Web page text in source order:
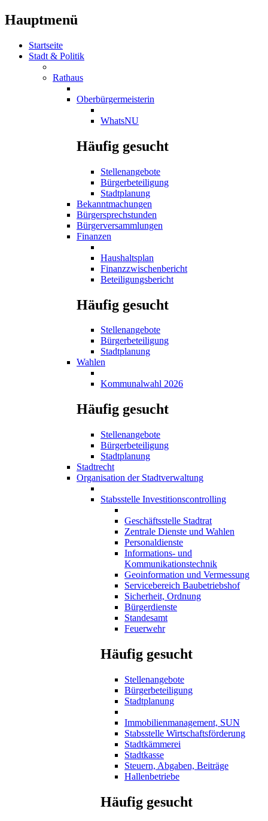
Hauptmenü
Startseite
Stadt & Politik
Rathaus
Oberbürgermeisterin
WhatsNU
Häufig gesucht
Stellenangebote
Bürgerbeteiligung
Stadtplanung
Bekanntmachungen
Bürgersprechstunden
Bürgerversammlungen
Finanzen
Haushaltsplan
Finanzzwischenbericht
Beteiligungsbericht
Häufig gesucht
Stellenangebote
Bürgerbeteiligung
Stadtplanung
Wahlen
Kommunalwahl 2026
Häufig gesucht
Stellenangebote
Bürgerbeteiligung
Stadtplanung
Stadtrecht
Organisation der Stadtverwaltung
Stabsstelle Investitionscontrolling
Geschäftsstelle Stadtrat
Zentrale Dienste und Wahlen
Personaldienste
Informations- und
Kommunikationstechnik
Geoinformation und Vermessung
Servicebereich Baubetriebshof
Sicherheit, Ordnung
Bürgerdienste
Standesamt
Feuerwehr
Häufig gesucht
Stellenangebote
Bürgerbeteiligung
Stadtplanung
Immobilienmanagement, SUN
Stabsstelle Wirtschaftsförderung
Stadtkämmerei
Stadtkasse
Steuern, Abgaben, Beiträge
Hallenbetriebe
Häufig gesucht